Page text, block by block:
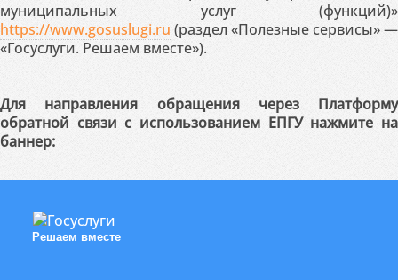
муниципальных услуг (функций)»
https://www.gosuslugi.ru (раздел «Полезные сервисы» —
«Госуслуги. Решаем вместе»).
Для направления обращения через Платформу
обратной связи с использованием ЕПГУ нажмите на
баннер:
Решаем вместе